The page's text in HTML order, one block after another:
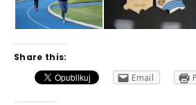
Share this:
Email